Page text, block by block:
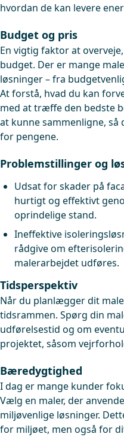
hvordan de kan levere
Budget og pris
En vigtig faktor at
budget. Der er mange
løsninger – fra
At forstå, hvad du kan
med at træffe den bedste
at kunne sammenligne,
for pengene.
Problemstillinger og
Udsat for skader på
hurtigt og effektivt
oprindelige stand.
Ineffektive
rådgive om
malerarbejdet udføres.
Tidsperspektiv
Når du planlægger dit
tidsrammen. Spørg din
udførelsestid og om
projektet, såsom
Bæredygtighed
I dag er mange kunder
Vælg en maler, der
miljøvenlige løsninger.
for miljøet, men også for